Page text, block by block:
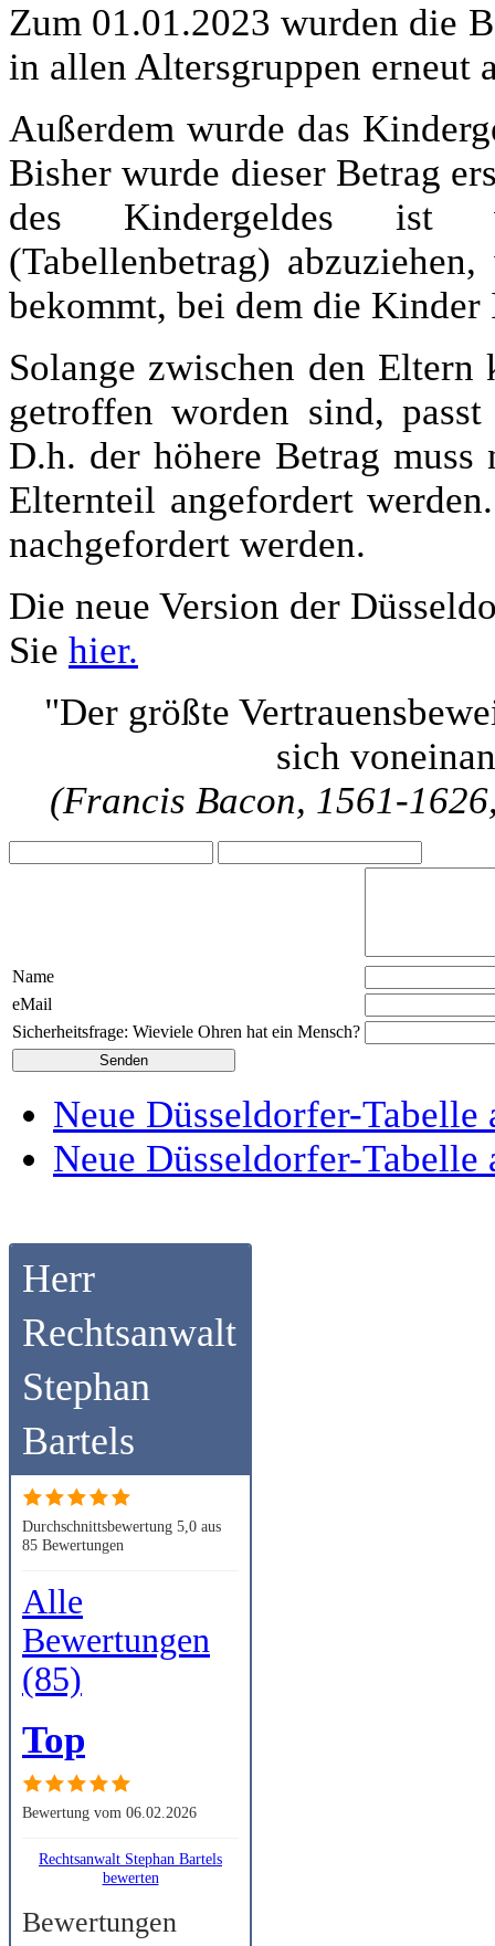
Zum 01.01.2023 wurden die
in allen Altersgruppen erneut
Außerdem wurde das
Bisher wurde dieser Betrag
des Kindergeldes ist
(Tabellenbetrag)
bekommt, bei dem die
Solange zwischen den Eltern
getroffen worden sind,
D.h. der höhere Betrag
Elternteil angefordert
nachgefordert werden.
Die neue Version der
Sie hier.
"Der größte
sich
(Francis Bacon, 1561-
Name
eMail
Sicherheitsfrage: Wieviele Ohren hat ein Mensch?
Neue Düsseldorfer-Tabelle
Neue Düsseldorfer-Tabelle
Herr
Rechtsanwalt
Stephan
Bartels
Durchschnittsbewertung 5,0 aus
85 Bewertungen
Alle
Bewertungen
(85)
Top
Bewertung vom 06.02.2026
Rechtsanwalt Stephan Bartels
bewerten
Bewertungen